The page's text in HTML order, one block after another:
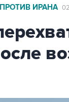
ИРАНА